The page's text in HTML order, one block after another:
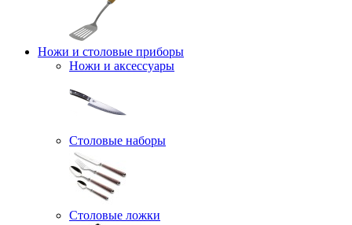
Ножи и столовые приборы
Ножи и аксессуары
Столовые наборы
Столовые ложки